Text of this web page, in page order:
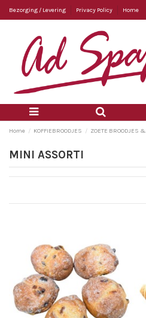
Bezorging / Levering Privacy Policy Home
Home KOFFIEBROODJES ZOETE BROODJES
MINI ASSORTI